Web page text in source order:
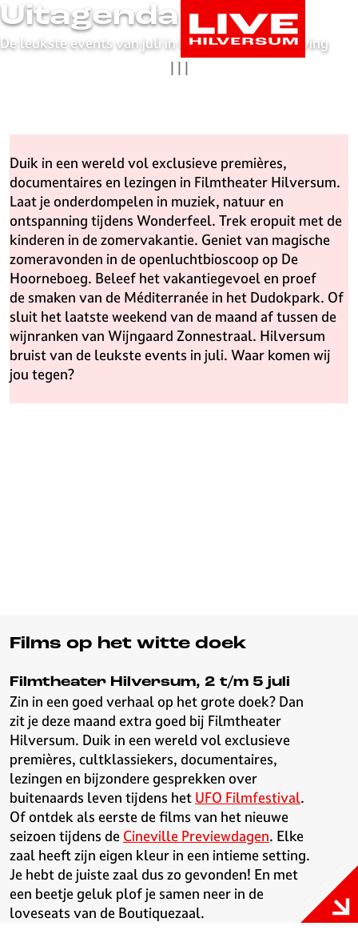
n
d
o
e
p
g
e
L
i
v
H
Uitagenda tips
De leukste events van juli in Hilversum en omgeving
| | |
Duik in een wereld vol exclusieve premières,
documentaires en lezingen in Filmtheater Hilversum.
Laat je onderdompelen in muziek, natuur en
ontspanning tijdens Wonderfeel. Trek eropuit met de
kinderen in de zomervakantie. Geniet van magische
zomeravonden in de openluchtbioscoop op De
Hoorneboeg. Beleef het vakantiegevoel en proef
de smaken van de Méditerranée in het Dudokpark. Of
sluit het laatste weekend van de maand af tussen de
wijnranken van Wijngaard Zonnestraal. Hilversum
bruist van de leukste events in juli. Waar komen wij
jou tegen?
Films op het witte doek
Filmtheater Hilversum, 2 t/m 5 juli
Zin in een goed verhaal op het grote doek? Dan
zit je deze maand extra goed bij Filmtheater
Hilversum. Duik in een wereld vol exclusieve
premières, cultklassiekers, documentaires,
lezingen en bijzondere gesprekken over
buitenaards leven tijdens het UFO Filmfestival.
Of ontdek als eerste de films van het nieuwe
seizoen tijdens de Cineville Previewdagen. Elke
zaal heeft zijn eigen kleur in een intieme setting.
Je hebt de juiste zaal dus zo gevonden! En met
een beetje geluk plof je samen neer in de
loveseats van de Boutiquezaal.